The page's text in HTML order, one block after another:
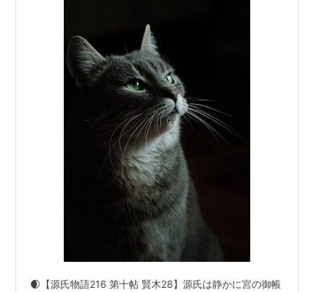
🌒【源氏物語216 第十帖 賢木28】源氏は静かに宮の御帳